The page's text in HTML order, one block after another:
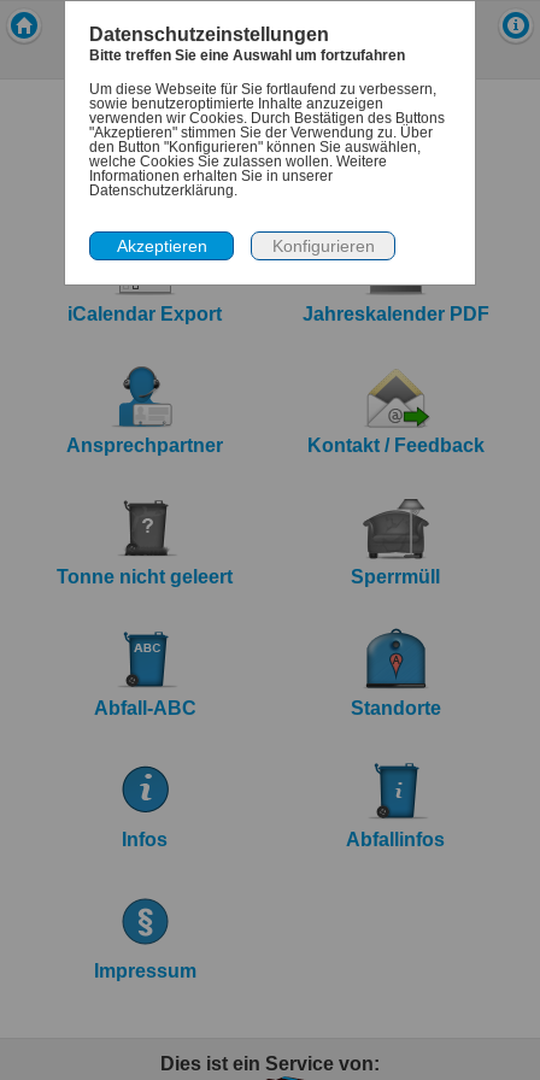
Mein-Abfallkalender
Stadt Bad Vilbel
Termine
iCalendar Export Jahreskalender PDF
Ansprechpartner Kontakt / Feedback
Tonne nicht geleert Sperrmüll
Abfall-ABC Standorte
Infos Abfallinfos
Impressum
Dies ist ein Service von:
Datenschutzeinstellungen
Bitte treffen Sie eine Auswahl um fortzufahren
Um diese Webseite für Sie fortlaufend zu verbessern,
sowie benutzeroptimierte Inhalte anzuzeigen
verwenden wir Cookies. Durch Bestätigen des Buttons
"Akzeptieren" stimmen Sie der Verwendung zu. Über
den Button "Konfigurieren" können Sie auswählen,
welche Cookies Sie zulassen wollen. Weitere
Informationen erhalten Sie in unserer
Datenschutzerklärung.